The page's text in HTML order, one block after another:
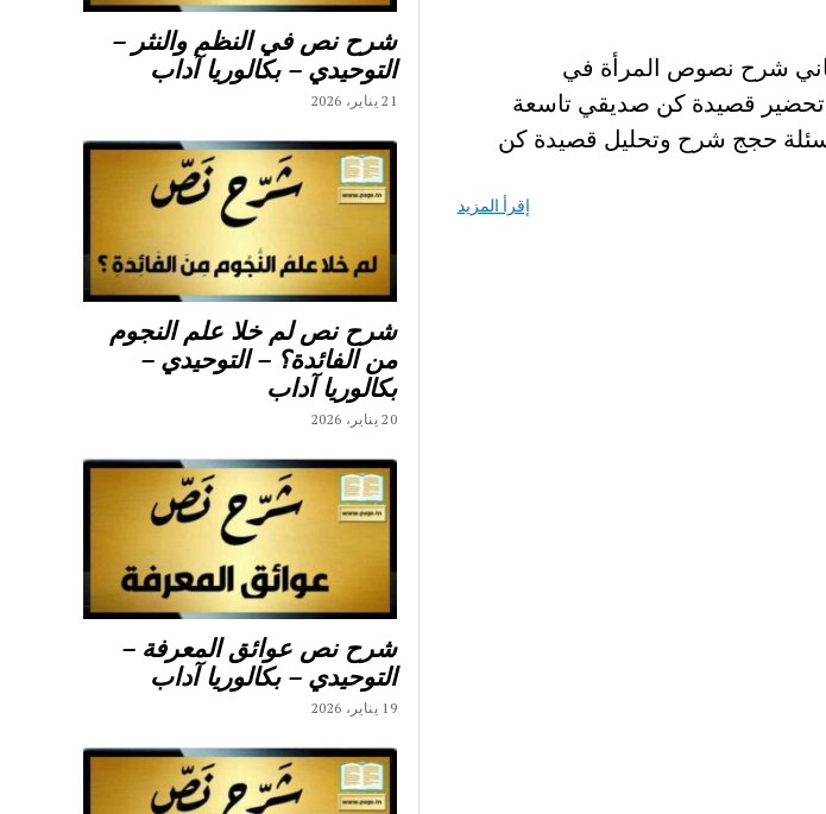
شرح نصوص المرأة في
9 اساسي تحضير قصيدة كن صديقي تاسعة
حجج شرح وتحليل قصيدة كن
إقرأ المزيد
شرح نص في النظم والنثر –
التوحيدي – بكالوريا آداب
21 يناير، 2026
شرح نص لم خلا علم النجوم
من الفائدة؟ – التوحيدي –
بكالوريا آداب
20 يناير، 2026
شرح نص عوائق المعرفة –
التوحيدي – بكالوريا آداب
19 يناير، 2026